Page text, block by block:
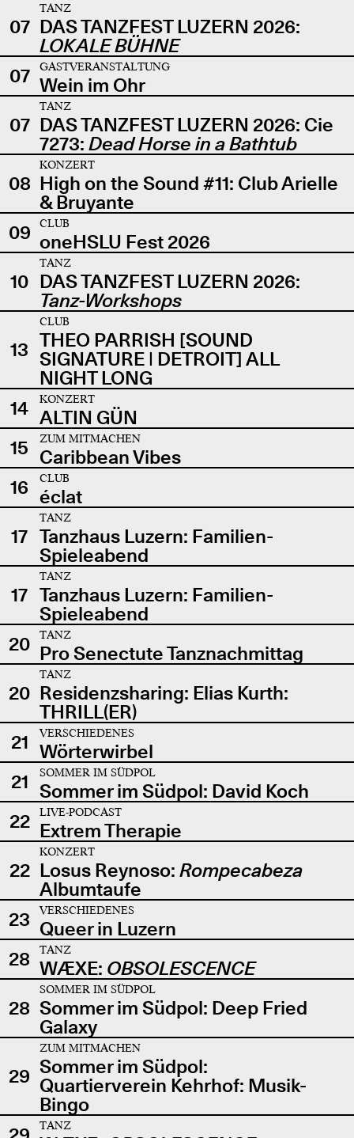
07
TANZ
DAS TANZFEST LUZERN 2026:
LOKALE BÜHNE
07
GASTVERANSTALTUNG
Wein im Ohr
07
TANZ
DAS TANZFEST LUZERN 2026: Cie
7273: Dead Horse in a Bathtub
08
KONZERT
High on the Sound #11: Club Arielle
& Bruyante
09
CLUB
oneHSLU Fest 2026
10
TANZ
DAS TANZFEST LUZERN 2026:
Tanz-Workshops
13
CLUB
THEO PARRISH [SOUND
SIGNATURE | DETROIT] ALL
NIGHT LONG
14
KONZERT
ALTIN GÜN
15
ZUM MITMACHEN
Caribbean Vibes
16
CLUB
éclat
17
TANZ
Tanzhaus Luzern: Familien-
Spieleabend
17
TANZ
Tanzhaus Luzern: Familien-
Spieleabend
20
TANZ
Pro Senectute Tanznachmittag
20
TANZ
Residenzsharing: Elias Kurth:
THRILL(ER)
21
VERSCHIEDENES
Wörterwirbel
21
SOMMER IM SÜDPOL
Sommer im Südpol: David Koch
22
LIVE-PODCAST
Extrem Therapie
22
KONZERT
Losus Reynoso: Rompecabeza
Albumtaufe
23
VERSCHIEDENES
Queer in Luzern
28
TANZ
WÆXE: OBSOLESCENCE
28
SOMMER IM SÜDPOL
Sommer im Südpol: Deep Fried
Galaxy
29
ZUM MITMACHEN
Sommer im Südpol:
Quartierverein Kehrhof: Musik-
Bingo
TANZ